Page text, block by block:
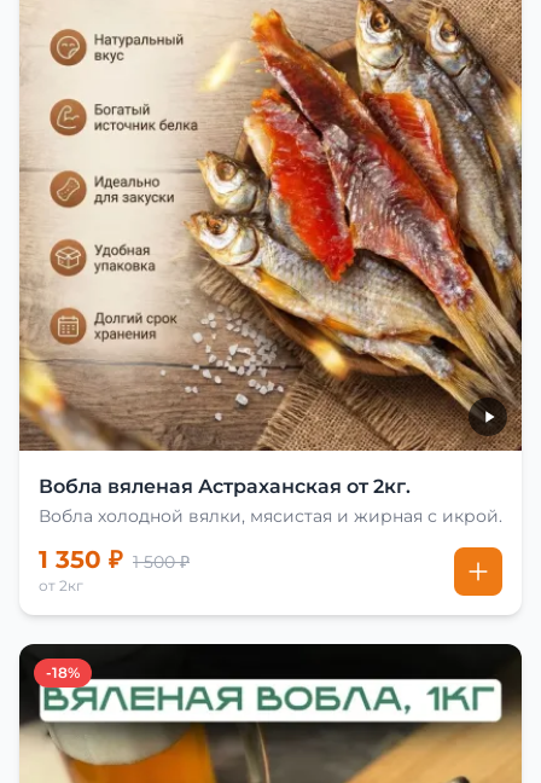
Вобла вяленая Астраханская от 2кг.
Вобла холодной вялки, мясистая и жирная с икрой.
1 350 ₽ 1 500 ₽
от 2кг
-18%